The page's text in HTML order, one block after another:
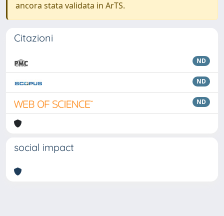
ancora stata validata in ArTS.
Citazioni
ND
ND
ND
social impact